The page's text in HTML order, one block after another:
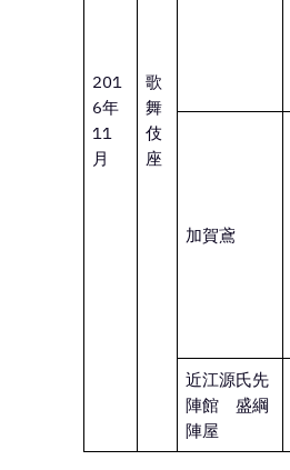
201
6年
11
月
歌
舞
伎
座
加賀鳶
近江源氏先
陣館 盛綱
陣屋